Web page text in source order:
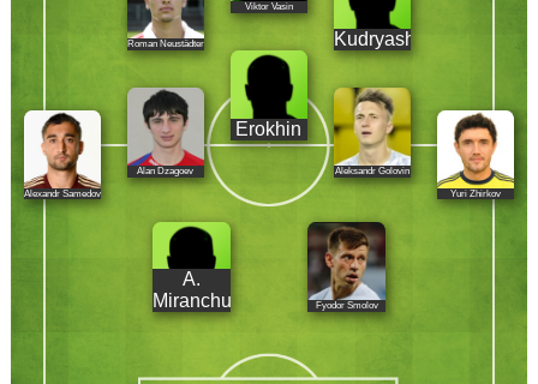
Roman Neustädter
Viktor Vasin
Kudryashov
Erokhin
Alexandr Samedov Yuri Zhirkov
Alan Dzagoev Aleksandr Golovin
A.
Miranchuk
Fyodor Smolov